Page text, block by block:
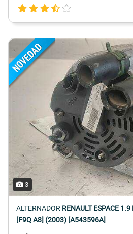
3
ALTERNADOR RENAULT ESPACE
[F9Q A8] (2003) [A543596A]